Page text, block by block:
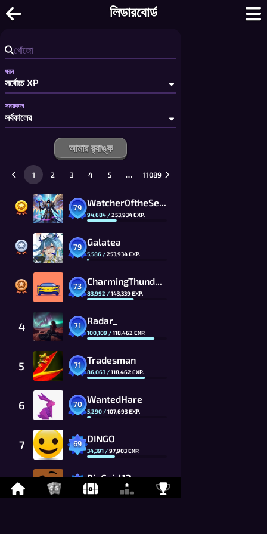
লিডারবোর্ড
ফুন-ও - বন্ধু বা বটের সাথে ফ্রি UNO-স্টাইল অনলাইন
ধরন
সময়কাল
আমার র‍্যাঙ্ক
79 Watcher0ftheSealsVTOMCAT
94,684 /253,934EXP.
79 Galatea
5,586 /253,934EXP.
73 CharmingThunder_7Fxk_CG
83,992 /143,339EXP.
4 71 Radar_
100,109 /118,462 EXP.
5 71 Tradesman
86,063 /118,462 EXP.
6 70 WantedHare
5,290 /107,693EXP.
7 69 DINGO
34,391 /97,903EXP.
8 BigGgirl13
6,506 97,903EXP.
1 2 3 4 5 … 11089